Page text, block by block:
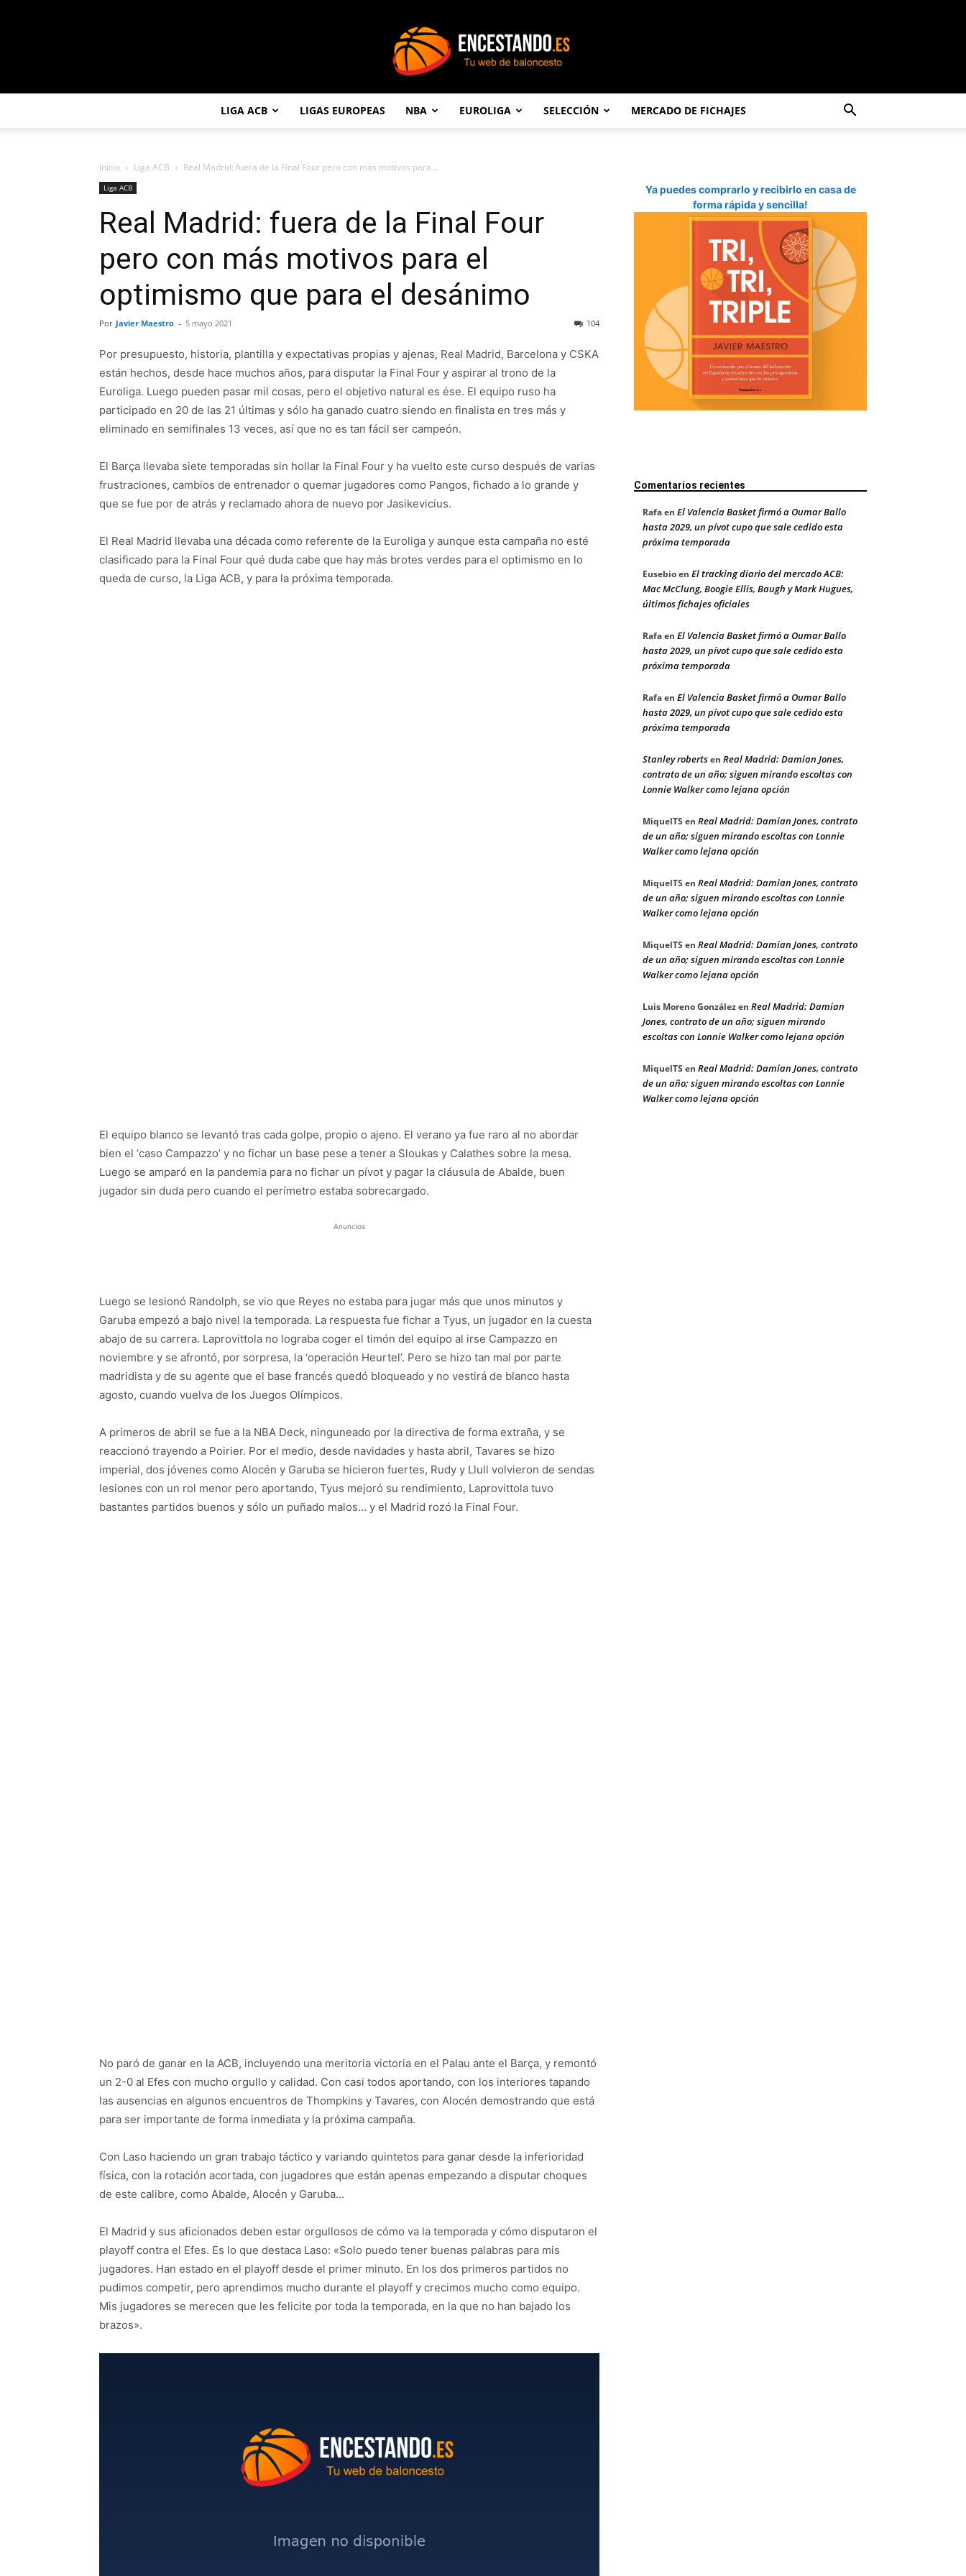
LIGA ACB LIGAS EUROPEAS NBA EUROLIGA SELECCIÓN MERCADO DE FICHAJES
Inicio Liga ACB Real Madrid: fuera de la Final Four pero con más motivos para...
Liga ACB
Real Madrid: fuera de la Final Four
pero con más motivos para el
optimismo que para el desánimo
Por Javier Maestro - 5 mayo 2021 104
Por presupuesto, historia, plantilla y expectativas propias y ajenas, Real Madrid, Barcelona y CSKA
están hechos, desde hace muchos años, para disputar la Final Four y aspirar al trono de la
Euroliga. Luego pueden pasar mil cosas, pero el objetivo natural es ése. El equipo ruso ha
participado en 20 de las 21 últimas y sólo ha ganado cuatro siendo en finalista en tres más y
eliminado en semifinales 13 veces, así que no es tan fácil ser campeón.
El Barça llevaba siete temporadas sin hollar la Final Four y ha vuelto este curso después de varias
frustraciones, cambios de entrenador o quemar jugadores como Pangos, fichado a lo grande y
que se fue por de atrás y reclamado ahora de nuevo por Jasikevicius.
El Real Madrid llevaba una década como referente de la Euroliga y aunque esta campaña no esté
clasificado para la Final Four qué duda cabe que hay más brotes verdes para el optimismo en lo
queda de curso, la Liga ACB, y para la próxima temporada.
El equipo blanco se levantó tras cada golpe, propio o ajeno. El verano ya fue raro al no abordar
bien el ‘caso Campazzo’ y no fichar un base pese a tener a Sloukas y Calathes sobre la mesa.
Luego se amparó en la pandemia para no fichar un pívot y pagar la cláusula de Abalde, buen
jugador sin duda pero cuando el perímetro estaba sobrecargado.
Anuncios
Luego se lesionó Randolph, se vio que Reyes no estaba para jugar más que unos minutos y
Garuba empezó a bajo nivel la temporada. La respuesta fue fichar a Tyus, un jugador en la cuesta
abajo de su carrera. Laprovittola no lograba coger el timón del equipo al irse Campazzo en
noviembre y se afrontó, por sorpresa, la ‘operación Heurtel’. Pero se hizo tan mal por parte
madridista y de su agente que el base francés quedó bloqueado y no vestirá de blanco hasta
agosto, cuando vuelva de los Juegos Olímpicos.
A primeros de abril se fue a la NBA Deck, ninguneado por la directiva de forma extraña, y se
reaccionó trayendo a Poirier. Por el medio, desde navidades y hasta abril, Tavares se hizo
imperial, dos jóvenes como Alocén y Garuba se hicieron fuertes, Rudy y Llull volvieron de sendas
lesiones con un rol menor pero aportando, Tyus mejoró su rendimiento, Laprovittola tuvo
bastantes partidos buenos y sólo un puñado malos… y el Madrid rozó la Final Four.
No paró de ganar en la ACB, incluyendo una meritoria victoria en el Palau ante el Barça, y remontó
un 2-0 al Efes con mucho orgullo y calidad. Con casi todos aportando, con los interiores tapando
las ausencias en algunos encuentros de Thompkins y Tavares, con Alocén demostrando que está
para ser importante de forma inmediata y la próxima campaña.
Con Laso haciendo un gran trabajo táctico y variando quintetos para ganar desde la inferioridad
física, con la rotación acortada, con jugadores que están apenas empezando a disputar choques
de este calibre, como Abalde, Alocén y Garuba…
El Madrid y sus aficionados deben estar orgullosos de cómo va la temporada y cómo disputaron el
playoff contra el Efes. Es lo que destaca Laso: «Solo puedo tener buenas palabras para mis
jugadores. Han estado en el playoff desde el primer minuto. En los dos primeros partidos no
pudimos competir, pero aprendimos mucho durante el playoff y crecimos mucho como equipo.
Mis jugadores se merecen que les felicite por toda la temporada, en la que no han bajado los
brazos».
Ya puedes comprarlo y recibirlo en casa de
forma rápida y sencilla!
Comentarios recientes
Rafaen El Valencia Basket firmó a Oumar Ballo
hasta 2029, un pívot cupo que sale cedido esta
próxima temporada
Eusebioen El tracking diario del mercado ACB:
Mac McClung, Boogie Ellis, Baugh y Mark Hugues,
últimos fichajes oficiales
Rafaen El Valencia Basket firmó a Oumar Ballo
hasta 2029, un pívot cupo que sale cedido esta
próxima temporada
Rafaen El Valencia Basket firmó a Oumar Ballo
hasta 2029, un pívot cupo que sale cedido esta
próxima temporada
Stanley robertsen Real Madrid: Damian Jones,
contrato de un año; siguen mirando escoltas con
Lonnie Walker como lejana opción
MiquelTS en Real Madrid: Damian Jones, contrato
de un año; siguen mirando escoltas con Lonnie
Walker como lejana opción
MiquelTS en Real Madrid: Damian Jones, contrato
de un año; siguen mirando escoltas con Lonnie
Walker como lejana opción
MiquelTS en Real Madrid: Damian Jones, contrato
de un año; siguen mirando escoltas con Lonnie
Walker como lejana opción
Luis Moreno Gonzálezen Real Madrid: Damian
Jones, contrato de un año; siguen mirando
escoltas con Lonnie Walker como lejana opción
MiquelTS en Real Madrid: Damian Jones, contrato
de un año; siguen mirando escoltas con Lonnie
Walker como lejana opción